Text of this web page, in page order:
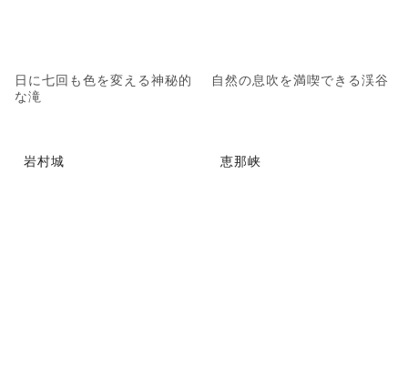
日に七回も色を変える神秘的
な滝
自然の息吹を満喫できる渓谷
岩村城 恵那峡